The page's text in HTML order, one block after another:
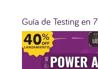
Guía de Testing en